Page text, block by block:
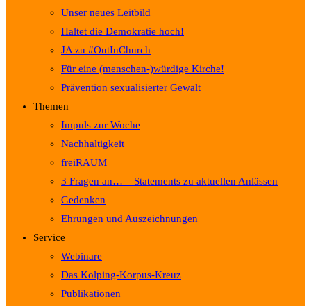
Unser neues Leitbild
Haltet die Demokratie hoch!
JA zu #OutInChurch
Für eine (menschen-)würdige Kirche!
Prävention sexualisierter Gewalt
Themen
Impuls zur Woche
Nachhaltigkeit
freiRAUM
3 Fragen an… – Statements zu aktuellen Anlässen
Gedenken
Ehrungen und Auszeichnungen
Service
Webinare
Das Kolping-Korpus-Kreuz
Publikationen